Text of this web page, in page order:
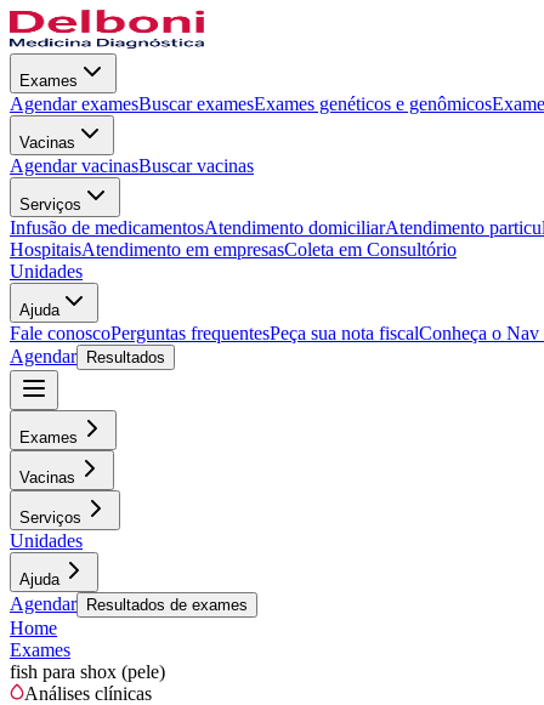
Exames
Agendar examesBuscar examesExames genéticos e genômicos
Vacinas
Agendar vacinasBuscar vacinas
Serviços
Infusão de medicamentosAtendimento domiciliarAtendimento
HospitaisAtendimento em empresasColeta em Consultório
Unidades
Ajuda
Fale conoscoPerguntas frequentesPeça sua nota fiscalConheça o Nav
Agendar
Resultados
Exames
Vacinas
Serviços
Unidades
Ajuda
Agendar Resultados de exames
Home
Exames
fish para shox (pele)
Análises clínicas